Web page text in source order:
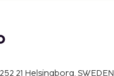
21 Helsingborg, SWEDEN